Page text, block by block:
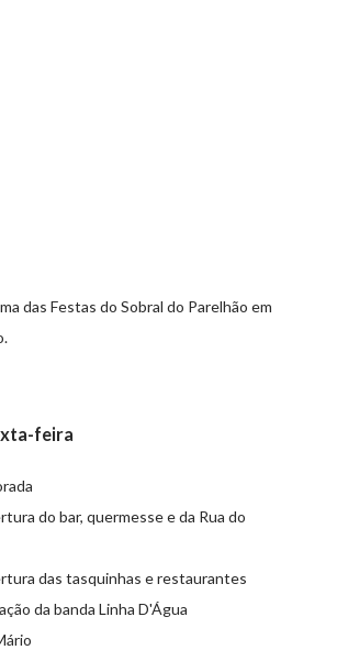
das Festas do Sobral do Parelhão em
feira
do bar, quermesse e da Rua do
das tasquinhas e restaurantes
da banda Linha D'Água